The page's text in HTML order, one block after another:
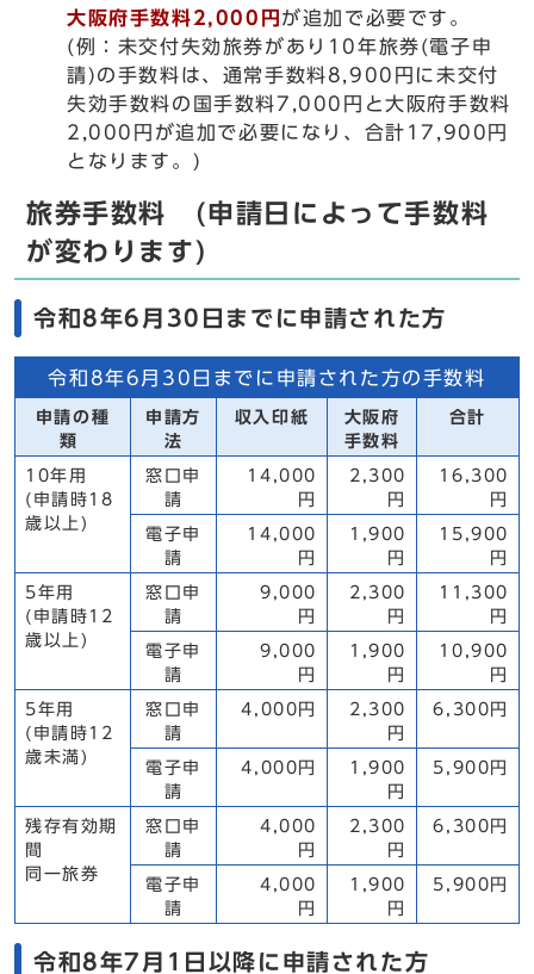
大阪府手数料2,000円 が追加で必要です。
(例：未交付失効旅券があり10年旅券(電子申
請)の手数料は、通常手数料8,900円に未交付
失効手数料の国手数料7,000円と大阪府手数料
2,000円が追加で必要になり、合計17,900円
となります。)
旅券手数料 (申請日によって手数料
が変わります)
令和8年6月30日までに申請された方
令和8年6月30日までに申請された方の手数料
申請の種
類
申請方
法
収入印紙
大阪府
手数料
合計
10年用
(申請時18
歳以上)
窓口申
請
14,000
円
2,300
円
16,300
円
電子申
請
14,000
円
1,900
円
15,900
円
5年用
(申請時12
歳以上)
窓口申
請
9,000
円
2,300
円
11,300
円
電子申
請
9,000
円
1,900
円
10,900
円
5年用
(申請時12
歳未満)
窓口申
請
4,000円
2,300
円
6,300円
電子申
請
4,000円
1,900
円
5,900円
残存有効期
間
同一旅券
窓口申
請
4,000
円
2,300
円
6,300円
電子申
請
4,000
円
1,900
円
5,900円
令和8年7月1日以降に申請された方